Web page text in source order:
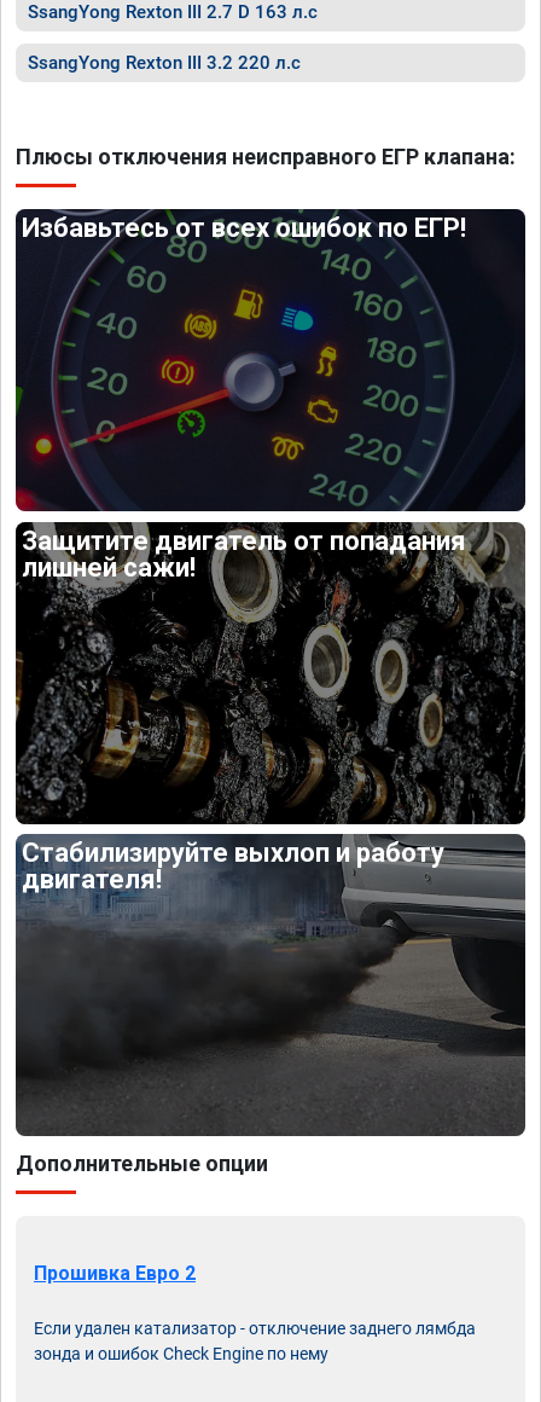
SsangYong Rexton III 2.7 D 163 л.с
SsangYong Rexton III 3.2 220 л.с
Плюсы отключения неисправного ЕГР клапана:
Избавьтесь от всех ошибок по ЕГР!
Защитите двигатель от попадания
лишней сажи!
Стабилизируйте выхлоп и работу
двигателя!
Дополнительные опции
Прошивка Евро 2
Если удален катализатор - отключение заднего лямбда
зонда и ошибок Check Engine по нему